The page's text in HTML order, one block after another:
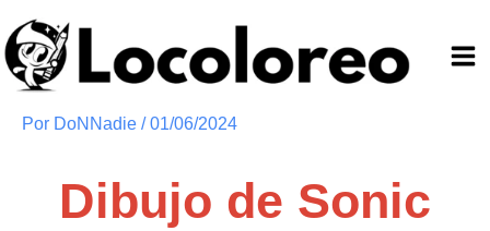
al
contenido
Por DoNNadie /01/06/2024
Dibujo de Sonic